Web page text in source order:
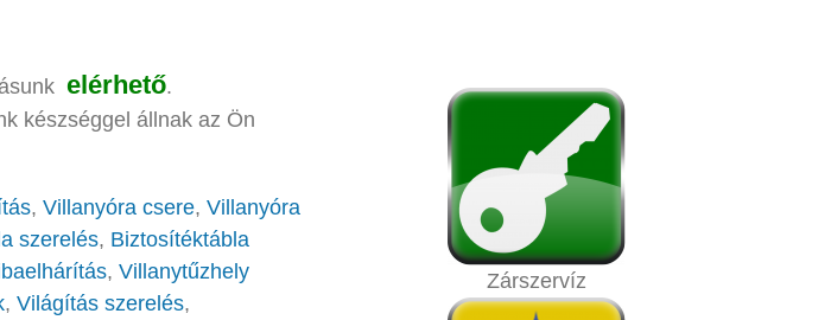
elérhető.
készséggel állnak az Ön
, Villanyóra csere, Villanyóra
szerelés, Biztosítéktábla
, Villanytűzhely
, Világítás szerelés,
Zárszervíz